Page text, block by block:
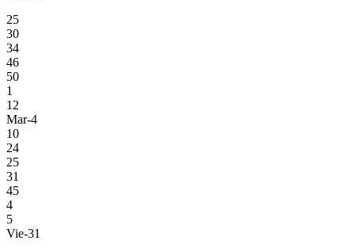
25
30
34
46
50
1
12
Mar-4
10
24
25
31
45
4
5
Vie-31